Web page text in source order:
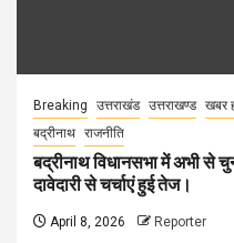
Breaking उत्तराखंड उत्तराखण्ड खबर
बद्रीनाथ राजनीति
बद्रीनाथ विधानसभा में अभी से
दावेदारी से चर्चाएं हुई तेज।
April 8, 2026 Reporter